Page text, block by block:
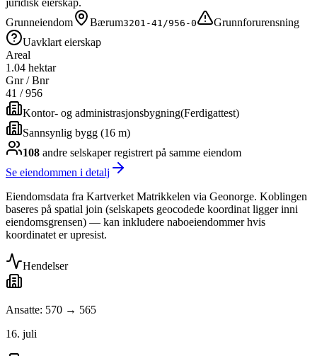
juridisk eierskap.
Grunneiendom
Bærum3201-41/956-0
Grunnforurensning
Uavklart eierskap
Areal
1.04 hektar
Gnr / Bnr
41 /956
Kontor- og administrasjonsbygning(Ferdigattest)
Sannsynlig bygg (16 m)
108 andre selskaperregistrert på samme eiendom
Se eiendommen i detalj
Eiendomsdata fra Kartverket Matrikkelen via Geonorge. Koblingen
baseres på spatial join (selskapets geocodede koordinat ligger inni
eiendomsgrensen) — kan inkludere naboeiendommer hvis
koordinatet er upresist.
Hendelser
Ansatte: 570 → 565
16. juli